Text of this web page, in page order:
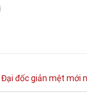
Đại đốcgiản mệt mới